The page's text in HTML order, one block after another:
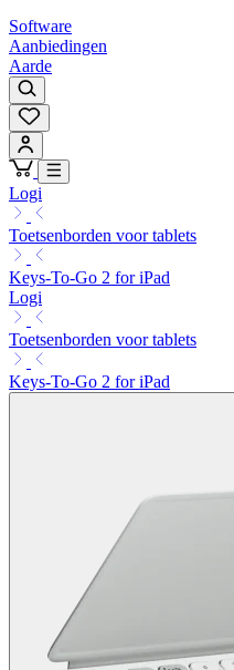
Software
Aanbiedingen
Aarde
Logi
Toetsenborden voor tablets
Keys-To-Go 2 for iPad
Logi
Toetsenborden voor tablets
Keys-To-Go 2 for iPad